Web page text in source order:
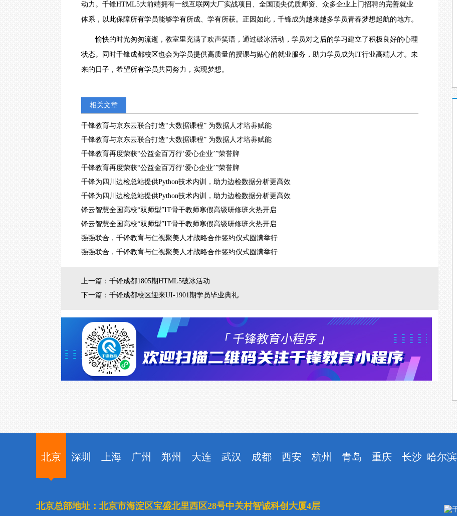
原
｜
沈
动力。千锋HTML5大前端拥有一线互联网大厂实战项目、全国顶尖优质师资、众多企业上门招聘的完善就业
体系，以此保障所有学员能够学有所成、学有所获。正因如此，千锋成为越来越多学员青春梦想起航的地方。
愉快的时光匆匆流逝，教室里充满了欢声笑语，通过破冰活动，学员对之后的学习建立了积极良好的心理
状态。同时千锋成都校区也会为学员提供高质量的授课与贴心的就业服务，助力学员成为IT行业高端人才。未
来的日子，希望所有学员共同努力，实现梦想。
相关文章
千锋教育与京东云联合打造“大数据课程” 为数据人才培养赋能
千锋教育与京东云联合打造“大数据课程” 为数据人才培养赋能
千锋教育再度荣获“公益金百万行‘爱心企业’”荣誉牌
千锋教育再度荣获“公益金百万行‘爱心企业’”荣誉牌
千锋为四川边检总站提供Python技术内训，助力边检数据分析更高效
千锋为四川边检总站提供Python技术内训，助力边检数据分析更高效
锋云智慧全国高校“双师型”IT骨干教师寒假高级研修班火热开启
锋云智慧全国高校“双师型”IT骨干教师寒假高级研修班火热开启
强强联合，千锋教育与仁视聚美人才战略合作签约仪式圆满举行
强强联合，千锋教育与仁视聚美人才战略合作签约仪式圆满举行
上一篇： 千锋成都1805期HTML5破冰活动
下一篇： 千锋成都校区迎来UI-1901期学员毕业典礼
北京 深圳 上海 广州 郑州 大连 武汉 成都 西安 杭州 青岛 重庆 长沙 哈尔滨
北京总部地址：北京市海淀区宝盛北里西区28号中关村智诚科创大厦4层